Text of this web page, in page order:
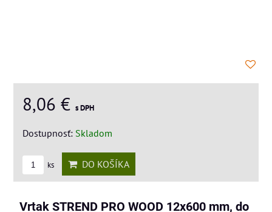
8,06 € s DPH
Dostupnosť: Skladom
ks DO KOŠÍKA
Vrtak STREND PRO WOOD 12x600 mm, do